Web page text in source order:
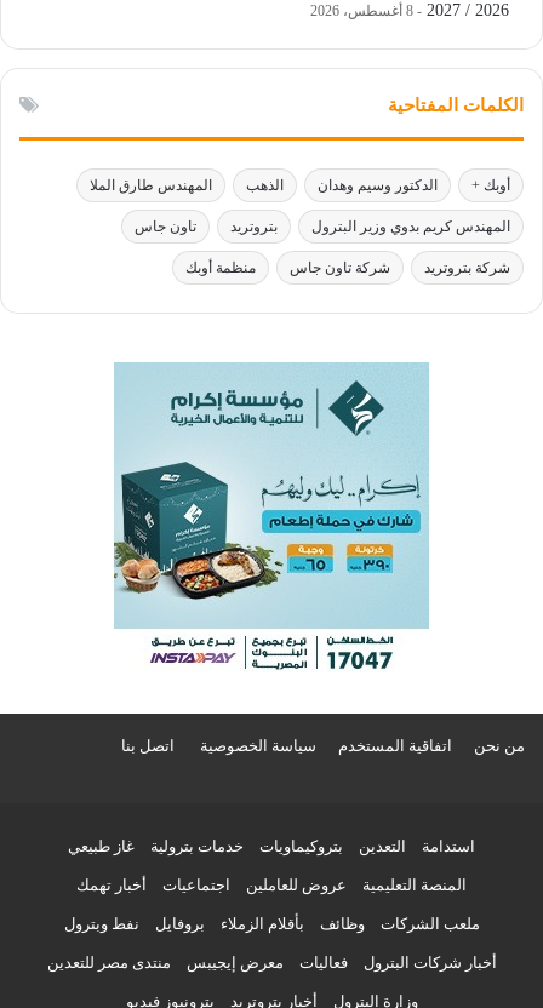
2026 / 2027
8 أغسطس، 2026
الكلمات المفتاحية
أوبك + الدكتور وسيم وهدان الذهب المهندس طارق الملا
المهندس كريم بدوي وزير البترول بتروتريد تاون جاس
شركة بتروتريد شركة تاون جاس منظمة أوبك
من نحن اتفاقية المستخدم سياسة الخصوصية اتصل بنا
استدامة التعدين بتروكيماويات خدمات بترولية غاز طبيعي
المنصة التعليمية عروض للعاملين اجتماعيات أخبار تهمك
ملعب الشركات وظائف بأقلام الزملاء بروفايل نفط وبترول
أخبار شركات البترول فعاليات معرض إيجيبس منتدى مصر للتعدين
وزارة البترول أخبار بتروتريد بترونيوز فيديو